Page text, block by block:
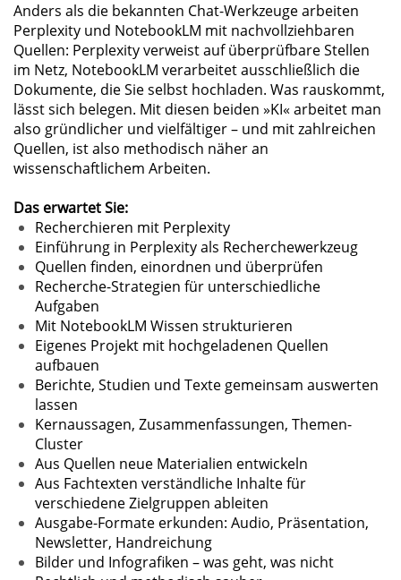
Anders als die bekannten Chat-Werkzeuge arbeiten
Perplexity und NotebookLM mit nachvollziehbaren
Quellen: Perplexity verweist auf überprüfbare Stellen
im Netz, NotebookLM verarbeitet ausschließlich die
Dokumente, die Sie selbst hochladen. Was rauskommt,
lässt sich belegen. Mit diesen beiden »KI« arbeitet man
also gründlicher und vielfältiger – und mit zahlreichen
Quellen, ist also methodisch näher an
wissenschaftlichem Arbeiten.
Das erwartet Sie:
Recherchieren mit Perplexity
Einführung in Perplexity als Recherchewerkzeug
Quellen finden, einordnen und überprüfen
Recherche-Strategien für unterschiedliche
Aufgaben
Mit NotebookLM Wissen strukturieren
Eigenes Projekt mit hochgeladenen Quellen
aufbauen
Berichte, Studien und Texte gemeinsam auswerten
lassen
Kernaussagen, Zusammenfassungen, Themen-
Cluster
Aus Quellen neue Materialien entwickeln
Aus Fachtexten verständliche Inhalte für
verschiedene Zielgruppen ableiten
Ausgabe-Formate erkunden: Audio, Präsentation,
Newsletter, Handreichung
Bilder und Infografiken – was geht, was nicht